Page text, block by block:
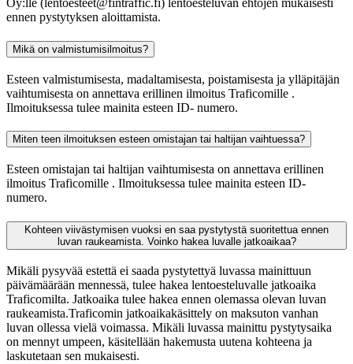
Oy:lle (lentoesteet@fintraffic.fi) lentoesteluvan ehtojen mukaisesti
ennen pystytyksen aloittamista.
Mikä on valmistumisilmoitus?
Esteen valmistumisesta, madaltamisesta, poistamisesta ja ylläpitäjän
vaihtumisesta on annettava erillinen ilmoitus Traficomille .
Ilmoituksessa tulee mainita esteen ID- numero.
Miten teen ilmoituksen esteen omistajan tai haltijan vaihtuessa?
Esteen omistajan tai haltijan vaihtumisesta on annettava erillinen
ilmoitus Traficomille . Ilmoituksessa tulee mainita esteen ID-
numero.
Kohteen viivästymisen vuoksi en saa pystytystä suoritettua ennen
luvan raukeamista. Voinko hakea luvalle jatkoaikaa?
Mikäli pysyvää estettä ei saada pystytettyä luvassa mainittuun
päivämäärään mennessä, tulee hakea lentoesteluvalle jatkoaika
Traficomilta. Jatkoaika tulee hakea ennen olemassa olevan luvan
raukeamista.Traficomin jatkoaikakäsittely on maksuton vanhan
luvan ollessa vielä voimassa. Mikäli luvassa mainittu pystytysaika
on mennyt umpeen, käsitellään hakemusta uutena kohteena ja
laskutetaan sen mukaisesti.